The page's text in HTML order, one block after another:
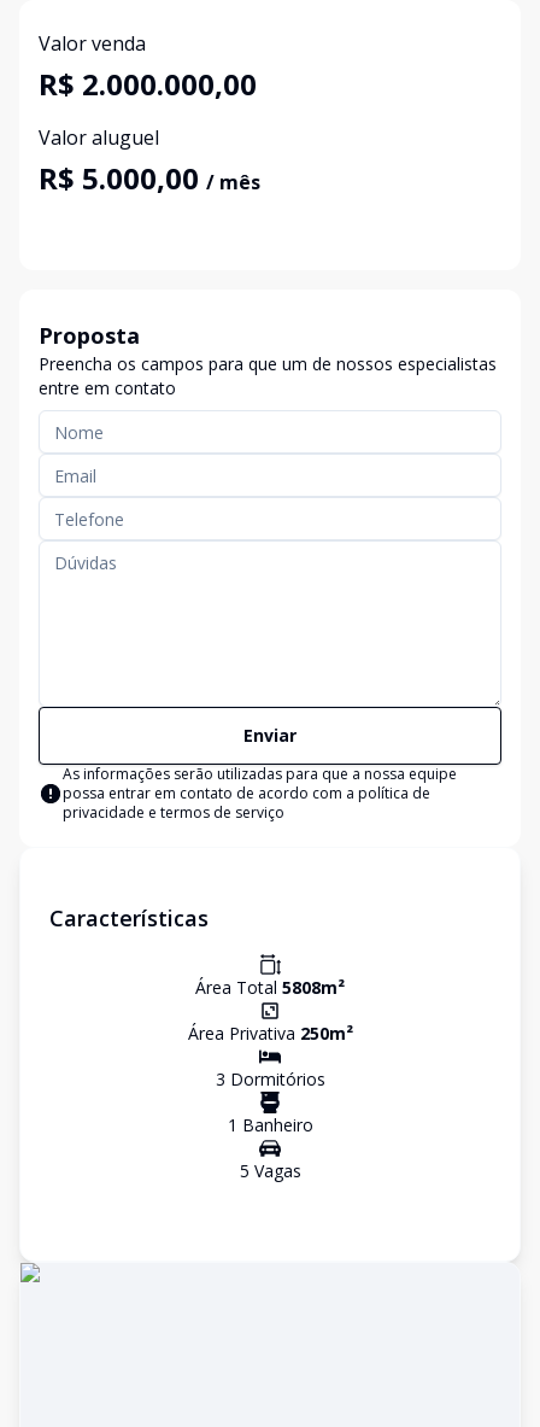
Valor venda
R$ 2.000.000,00
Valor aluguel
R$ 5.000,00 / mês
Proposta
Preencha os campos para que um de nossos especialistas
entre em contato
Enviar
As informações serão utilizadas para que a nossa equipe
possa entrar em contato de acordo com a política de
privacidade e termos de serviço
Características
Área Total 5808m²
Área Privativa 250m²
3 Dormitórios
1 Banheiro
5 Vagas